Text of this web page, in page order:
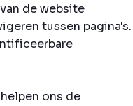
de website
tussen pagina's.
ons de